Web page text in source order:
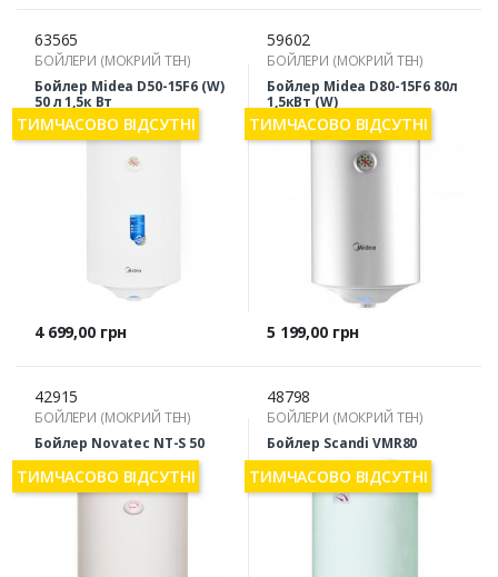
63565
БОЙЛЕРИ (МОКРИЙ ТЕН)
Бойлер Midea D50-15F6 (W)
50 л 1,5к Вт
Ціна
4 699,00 грн
ТИМЧАСОВО ВІДСУТНІ
59602
БОЙЛЕРИ (МОКРИЙ ТЕН)
Бойлер Midea D80-15F6 80л
1,5кВт (W)
Ціна
5 199,00 грн
ТИМЧАСОВО ВІДСУТНІ
42915
БОЙЛЕРИ (МОКРИЙ ТЕН)
Бойлер Novatec NT-S 50
ТИМЧАСОВО ВІДСУТНІ
48798
БОЙЛЕРИ (МОКРИЙ ТЕН)
Бойлер Scandi VMR80
ТИМЧАСОВО ВІДСУТНІ